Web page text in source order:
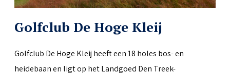
Golfclub De Hoge Kleij
Golfclub De Hoge Kleij heeft een 18 holes bos- en
heidebaan en ligt op het Landgoed Den Treek-